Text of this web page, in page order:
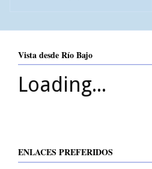
Vista desde Río Bajo
Loading...
ENLACES PREFERIDOS